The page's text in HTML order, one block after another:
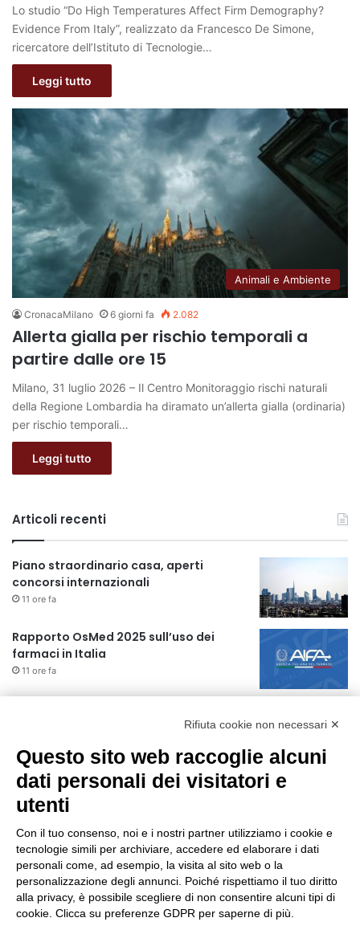
Lo studio “Do High Temperatures Affect Firm Demography?
Evidence From Italy”, realizzato da Francesco De Simone,
ricercatore dell’Istituto di Tecnologie…
Leggi tutto
Animali e Ambiente
CronacaMilano 6 giorni fa 2.082
Allerta gialla per rischio temporali a
partire dalle ore 15
Milano, 31 luglio 2026 – Il Centro Monitoraggio rischi naturali
della Regione Lombardia ha diramato un’allerta gialla (ordinaria)
per rischio temporali…
Leggi tutto
Articoli recenti
Piano straordinario casa, aperti
concorsi internazionali
11 ore fa
Rapporto OsMed 2025 sull’uso dei
farmaci in Italia
11 ore fa
Manutenzione strade, nel biennio
2026-27 investiti 56 milioni
1 giorno fa
Il codice segreto dei neuroni: la
memoria della nascita che costruisce il
cervello
1 giorno fa
Rifiuta cookie non necessari ✕
Questo sito web raccoglie alcuni
dati personali dei visitatori e
utenti
Con il tuo consenso, noi e i nostri partner utilizziamo i cookie e
tecnologie simili per archiviare, accedere ed elaborare i dati
personali come, ad esempio, la visita al sito web o la
personalizzazione degli annunci. Poiché rispettiamo il tuo diritto
alla privacy, è possibile scegliere di non consentire alcuni tipi di
cookie. Clicca su preferenze GDPR per saperne di più.